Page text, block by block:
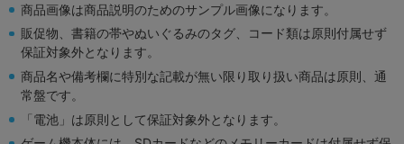
商品画像は商品説明のためのサンプル画像になります。
販促物、書籍の帯やぬいぐるみのタグ、コード類は原則付属せず
保証対象外となります。
商品名や備考欄に特別な記載が無い限り取り扱い商品は原則、通
常盤です。
「電池」は原則として保証対象外となります。